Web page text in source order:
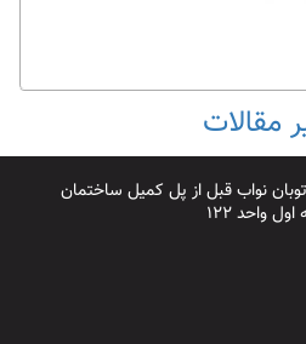
مقالات
نواب قبل از پل کمیل ساختمان
واحد ۱۲۲